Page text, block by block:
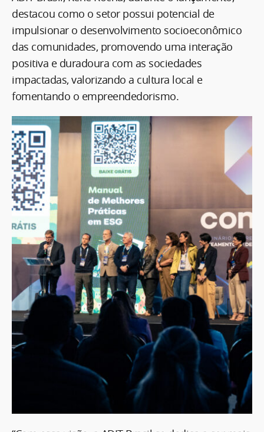
destacou como o setor possui potencial de
impulsionar o desenvolvimento socioeconômico
das comunidades, promovendo uma interação
positiva e duradoura com as sociedades
impactadas, valorizando a cultura local e
fomentando o empreendedorismo.